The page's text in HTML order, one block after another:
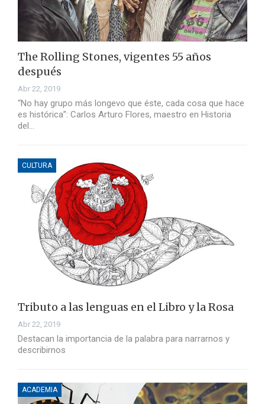
The Rolling Stones, vigentes 55 años
después
Abr 22, 2019
“No hay grupo más longevo que éste, cada cosa que hace
es histórica”: Carlos Arturo Flores, maestro en Historia
del…
CULTURA
Tributo a las lenguas en el Libro y la Rosa
Abr 22, 2019
Destacan la importancia de la palabra para narrarnos y
describirnos
ACADEMIA